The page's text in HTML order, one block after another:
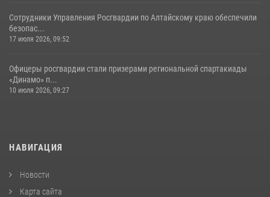
Сотрудники Управления Росгвардии по Алтайскому краю обеспечили
безопас...
17 июля 2026, 09:52
Офицеры росгвардии стали призерами региональной спартакиады
«Динамо» п...
10 июля 2026, 09:27
НАВИГАЦИЯ
Новости
Карта сайта